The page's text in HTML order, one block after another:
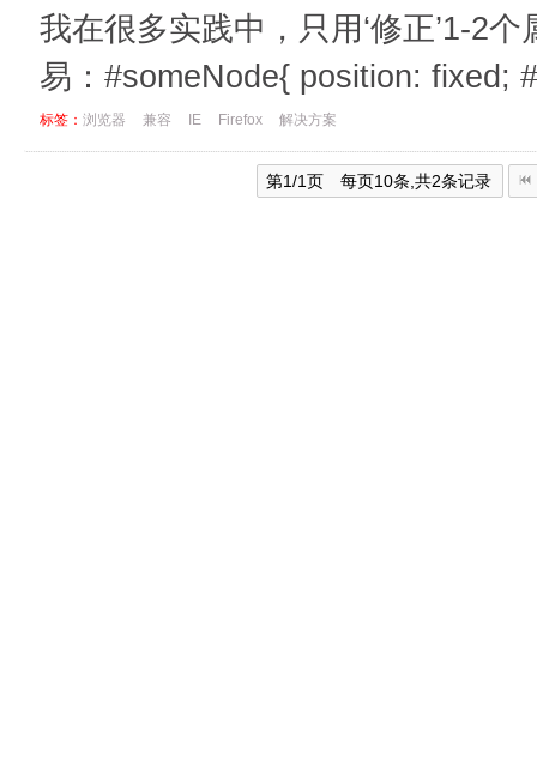
我在很多实践中，只用‘修正’1-2
易：#someNode{ position: fixed;
标签： 浏览器 兼容 IE Firefox 解决方案
第1/1页 每页10条,共2条记录